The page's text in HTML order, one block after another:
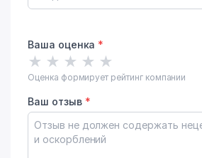
Ваша оценка *
★ ★ ★ ★ ★
Оценка формирует рейтинг компании
Ваш отзыв *